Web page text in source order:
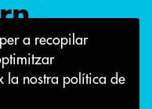
a recopilar
la nostra política de